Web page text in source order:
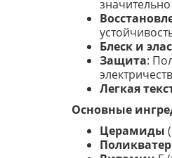
Блеск и
Защита:
Легкая
Основные
Церамиды